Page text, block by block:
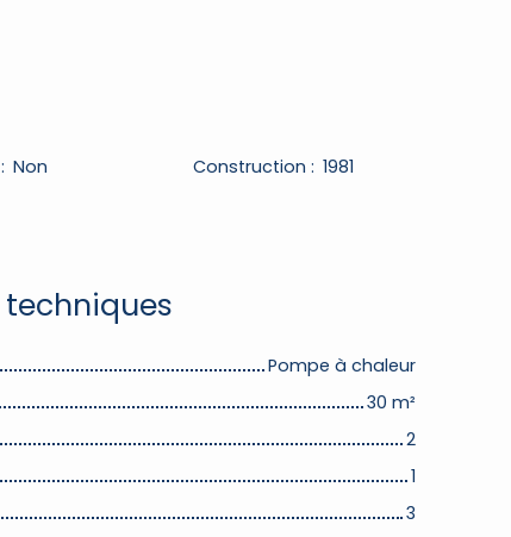
: Non Construction : 1981
techniques
Pompe à chaleur
30 m²
2
1
3